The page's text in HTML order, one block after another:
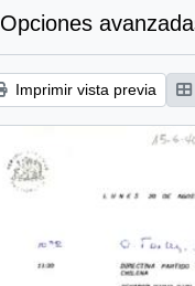
Opciones
Imprimir vista previa